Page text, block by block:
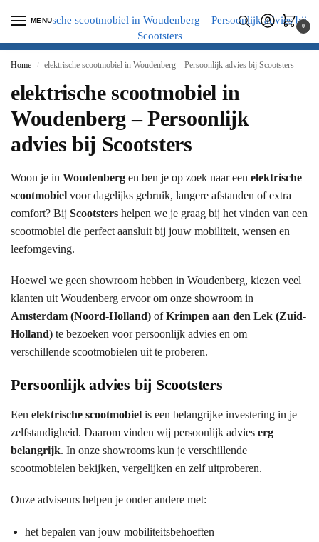
MENU
0
Home / elektrische scootmobiel in Woudenberg – Persoonlijk advies bij Scootsters
elektrische scootmobiel in
Woudenberg – Persoonlijk
advies bij Scootsters
Woon je in Woudenberg en ben je op zoek naar een elektrische
scootmobiel voor dagelijks gebruik, langere afstanden of extra
comfort? Bij Scootsters helpen we je graag bij het vinden van een
scootmobiel die perfect aansluit bij jouw mobiliteit, wensen en
leefomgeving.
Hoewel we geen showroom hebben in Woudenberg, kiezen veel
klanten uit Woudenberg ervoor om onze showroom in
Amsterdam (Noord-Holland) ofKrimpen aan den Lek (Zuid-
Holland) te bezoeken voor persoonlijk advies en om
verschillende scootmobielen uit te proberen.
Persoonlijk advies bij Scootsters
Een elektrische scootmobiel is een belangrijke investering in je
zelfstandigheid. Daarom vinden wij persoonlijk advies erg
belangrijk. In onze showrooms kun je verschillende
scootmobielen bekijken, vergelijken en zelf uitproberen.
Onze adviseurs helpen je onder andere met:
het bepalen van jouw mobiliteitsbehoeften